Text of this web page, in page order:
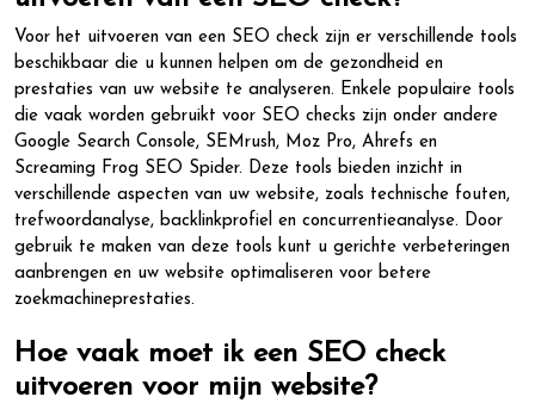
Voor het uitvoeren van een SEO check zijn er verschillende tools
beschikbaar die u kunnen helpen om de gezondheid en
prestaties van uw website te analyseren. Enkele populaire tools
die vaak worden gebruikt voor SEO checks zijn onder andere
Google Search Console, SEMrush, Moz Pro, Ahrefs en
Screaming Frog SEO Spider. Deze tools bieden inzicht in
verschillende aspecten van uw website, zoals technische fouten,
trefwoordanalyse, backlinkprofiel en concurrentieanalyse. Door
gebruik te maken van deze tools kunt u gerichte verbeteringen
aanbrengen en uw website optimaliseren voor betere
zoekmachineprestaties.
Hoe vaak moet ik een SEO check
uitvoeren voor mijn website?